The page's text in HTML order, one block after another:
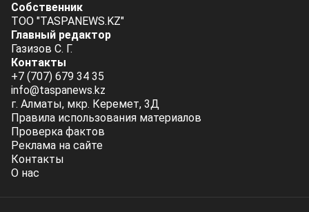
Собственник
ТОО "TASPANEWS.KZ"
Главный редактор
Газизов С. Г.
Контакты
+7 (707) 679 34 35
info@taspanews.kz
г. Алматы, мкр. Керемет, 3Д
Правила использования материалов
Проверка фактов
Реклама на сайте
Контакты
О нас